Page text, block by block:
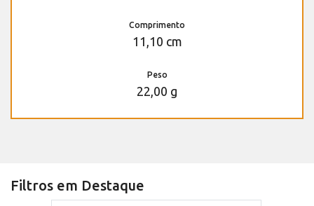
Comprimento
11,10 cm
Peso
22,00 g
Filtros em Destaque